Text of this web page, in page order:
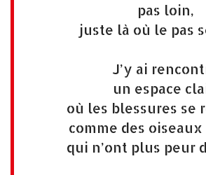
pas loin,
juste là où le pas
J’y ai
un espace
où les blessures se
comme des
qui n’ont plus peur